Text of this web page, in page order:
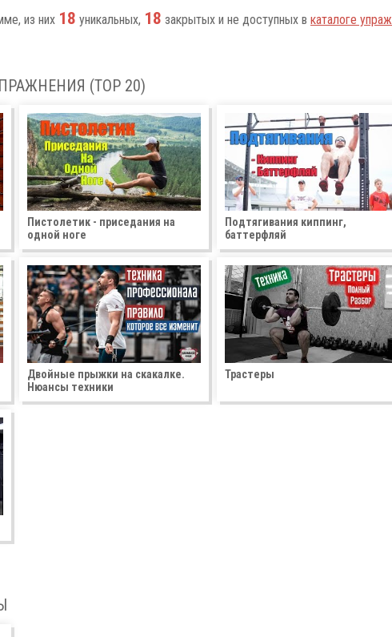
из них 18 уникальных, 18 закрытых и не доступных в каталоге
(TOP 20)
Пистолетик - приседания на
одной ноге
Подтягивания киппинг,
баттерфляй
Двойные прыжки на скакалке.
Нюансы техники
Трастеры